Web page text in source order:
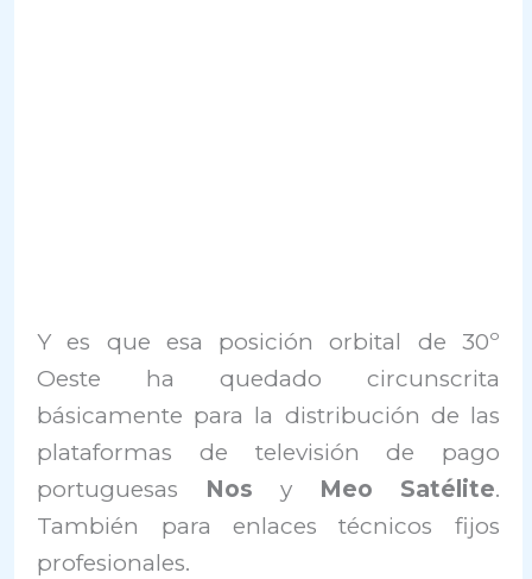
Y es que esa posición orbital de 30º
Oeste ha quedado circunscrita
básicamente para la distribución de las
plataformas de televisión de pago
portuguesas Nos y Meo Satélite.
También para enlaces técnicos fijos
profesionales.